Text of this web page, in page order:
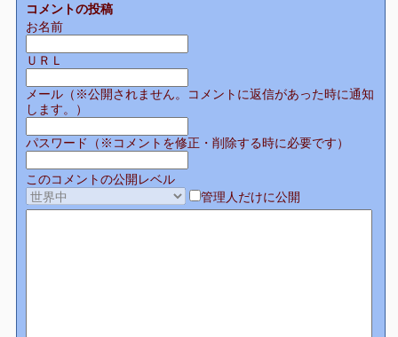
コメントの投稿
お名前
ＵＲＬ
メール（※公開されません。コメントに返信があった時に通知
します。）
パスワード（※コメントを修正・削除する時に必要です）
このコメントの公開レベル
管理人だけに公開